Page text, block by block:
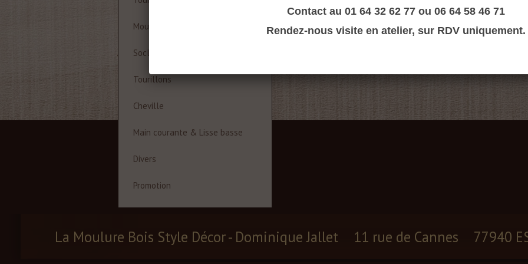
Moulures à cadre
Socles
Tourillons
Cheville
Main courante & Lisse basse
Divers
Promotion
La Moulure Bois Style Décor - Dominique Jallet 11 rue de Cannes 77940
Contact au 01 64 32 62 77 ou 06 64 58 46 71
Rendez-nous visite en atelier, sur RDV uniquement.